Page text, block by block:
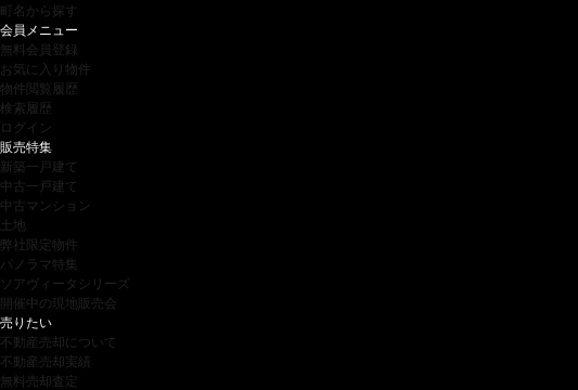
町名から探す
会員メニュー
無料会員登録
お気に入り物件
物件閲覧履歴
検索履歴
ログイン
販売特集
新築一戸建て
中古一戸建て
中古マンション
土地
弊社限定物件
パノラマ特集
ソアヴィータシリーズ
開催中の現地販売会
売りたい
不動産売却について
不動産売却実績
無料売却査定